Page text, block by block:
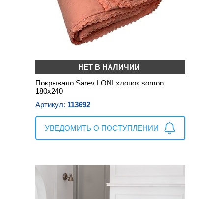
НЕТ В НАЛИЧИИ
Покрывало Sarev LONI хлопок somon
180х240
Артикул: 113692
УВЕДОМИТЬ О ПОСТУПЛЕНИИ